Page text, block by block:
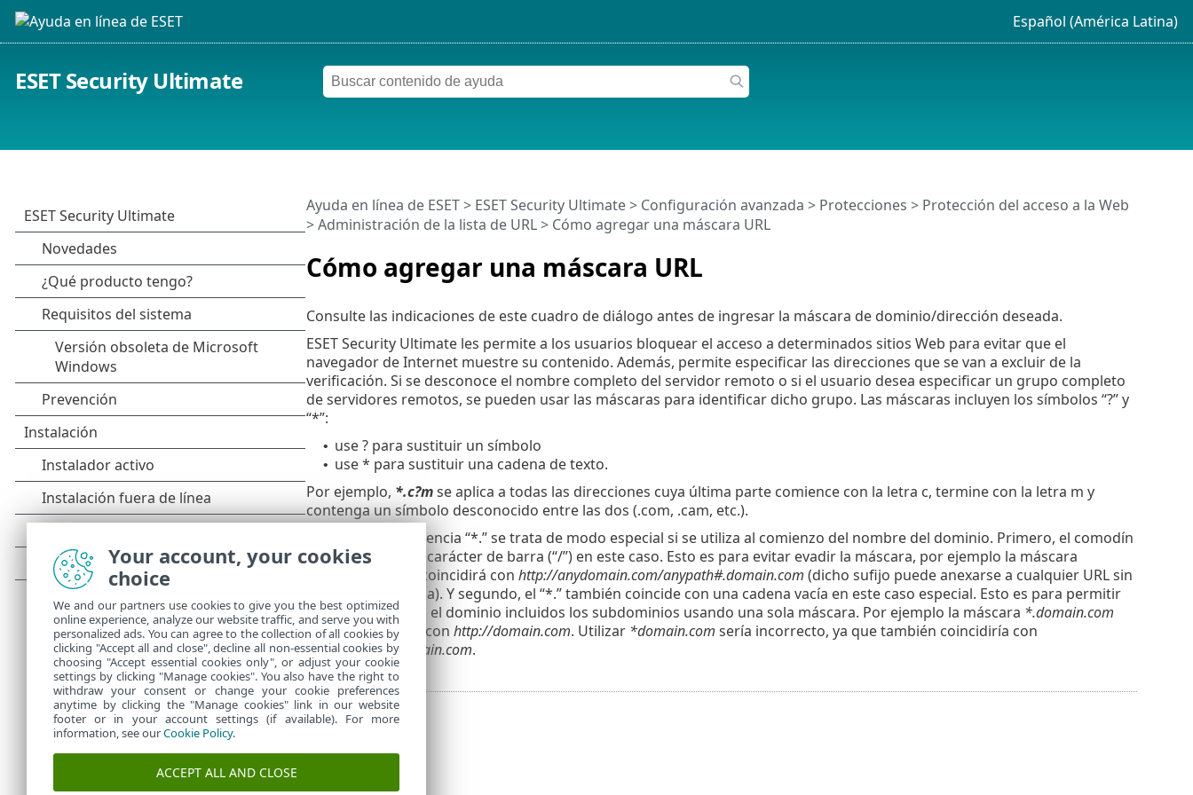
Español (América Latina)
ESET Security Ultimate
Cómo agregar una máscara URL
Ayuda en línea de ESET> ESET Security Ultimate> Configuración avanzada > Protecciones > Protección del acceso a la Web
>Administración de la lista de URL> Cómo agregar una máscara URL
Consulte las indicaciones de este cuadro de diálogo antes de ingresar la máscara de dominio/dirección deseada.
ESET Security Ultimate les permite a los usuarios bloquear el acceso a determinados sitios Web para evitar que el
navegador de Internet muestre su contenido. Además, permite especificar las direcciones que se van a excluir de la
verificación. Si se desconoce el nombre completo del servidor remoto o si el usuario desea especificar un grupo completo
de servidores remotos, se pueden usar las máscaras para identificar dicho grupo. Las máscaras incluyen los símbolos “?” y
“*”:
• use ? para sustituir un símbolo
• use * para sustituir una cadena de texto.
Por ejemplo, *.c?mse aplica a todas las direcciones cuya última parte comience con la letra c, termine con la letra m y
contenga un símbolo desconocido entre las dos (.com, .cam, etc.).
Una primera secuencia “*.” se trata de modo especial si se utiliza al comienzo del nombre del dominio. Primero, el comodín
* no coincide con carácter de barra (“/”) en este caso. Esto es para evitar evadir la máscara, por ejemplo la máscara
no coincidirá con http://anydomain.com/anypath#.domain.com (dicho sufijo puede anexarse a cualquier URL sin
afectar la descarga). Y segundo, el “*.” también coincide con una cadena vacía en este caso especial. Esto es para permitir
que coincida todo el dominio incluidos los subdominios usando una sola máscara. Por ejemplo la máscara *.domain.com
también coincide con http://domain.com. Utilizar *domain.com sería incorrecto, ya que también coincidiría con
http://anotherdomain.com.
Your account, your cookies
choice
We and our partners use cookies to give you the best optimized
online experience, analyze our website traffic, and serve you with
personalized ads. You can agree to the collection of all cookies by
clicking "Accept all and close", decline all non-essential cookies by
choosing "Accept essential cookies only", or adjust your cookie
settings by clicking "Manage cookies". You also have the right to
withdraw your consent or change your cookie preferences
anytime by clicking the "Manage cookies" link in our website
footer or in your account settings (if available). For more
information, see ourCookie Policy.
ACCEPT ALL AND CLOSE